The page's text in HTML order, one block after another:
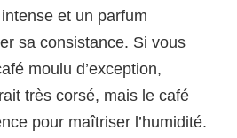
et un parfum
sa consistance. Si vous
moulu d’exception,
très corsé, mais le café
pour maîtriser l’humidité.